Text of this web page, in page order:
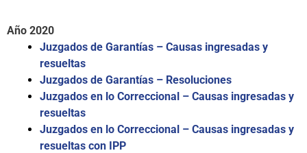
Año 2020
Juzgados de Garantías – Causas ingresadas y
resueltas
Juzgados de Garantías – Resoluciones
Juzgados en lo Correccional – Causas ingresadas y
resueltas
Juzgados en lo Correccional – Causas ingresadas y
resueltas con IPP